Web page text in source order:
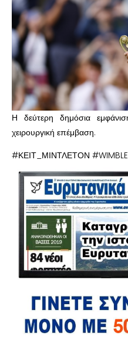
Η δεύτερη δημόσια
χειρουργική επέμβαση.
#ΚΕΙΤ_ΜΙΝΤΛΕΤΟΝ